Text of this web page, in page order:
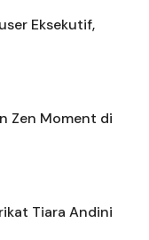
Eksekutif,
Zen Moment di
Tiara Andini